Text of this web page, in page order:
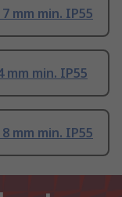
mm min. IP55
mm min. IP55
mm min. IP55